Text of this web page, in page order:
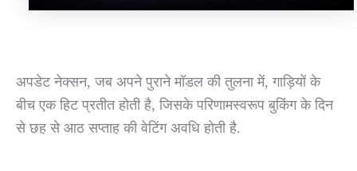
अपडेट नेक्सन, जब अपने पुराने मॉडल की तुलना में, गाड़ियों के
बीच एक हिट प्रतीत होती है, जिसके परिणामस्वरूप बुकिंग के दिन
से छह से आठ सप्ताह की वेटिंग अवधि होती है.